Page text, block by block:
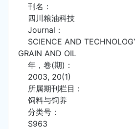
刊名：
四川粮油科技
Journal：
SCIENCE AND
GRAIN AND OIL
年，卷(期)：
2003, 20(1)
所属期刊栏目：
饲料与饲养
分类号：
S963